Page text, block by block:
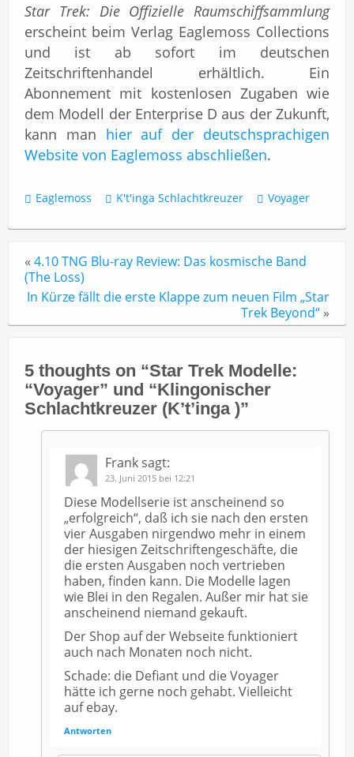
Star Trek: Die Offizielle Raumschiffsammlung
erscheint beim Verlag Eaglemoss Collections
und ist ab sofort im deutschen
Zeitschriftenhandel erhältlich. Ein
Abonnement mit kostenlosen Zugaben wie
dem Modell der Enterprise D aus der Zukunft,
kann man hier auf der deutschsprachigen
Website von Eaglemoss abschließen.
Eaglemoss K't'inga Schlachtkreuzer Voyager
« 4.10 TNG Blu-ray Review: Das kosmische Band
(The Loss)
In Kürze fällt die erste Klappe zum neuen Film „Star
Trek Beyond“ »
5 thoughts on “Star Trek Modelle:
“Voyager” und “Klingonischer
Schlachtkreuzer (K’t’inga )”
Frank sagt:
23. Juni 2015 bei 12:21
Diese Modellserie ist anscheinend so
„erfolgreich“, daß ich sie nach den ersten
vier Ausgaben nirgendwo mehr in einem
der hiesigen Zeitschriftengeschäfte, die
die ersten Ausgaben noch vertrieben
haben, finden kann. Die Modelle lagen
wie Blei in den Regalen. Außer mir hat sie
anscheinend niemand gekauft.
Der Shop auf der Webseite funktioniert
auch nach Monaten noch nicht.
Schade: die Defiant und die Voyager
hätte ich gerne noch gehabt. Vielleicht
auf ebay.
Antworten